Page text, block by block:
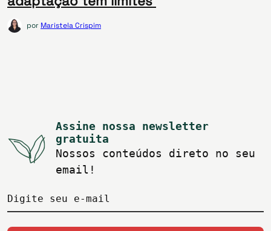
por Maristela Crispim
Assine nossa newsletter
gratuita
Nossos conteúdos direto no seu
email!
Digite seu e-mail